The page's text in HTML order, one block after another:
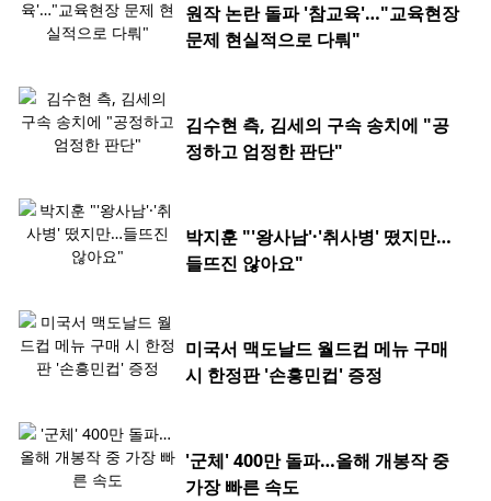
원작 논란 돌파 '참교육'…"교육현장
문제 현실적으로 다뤄"
김수현 측, 김세의 구속 송치에 "공
정하고 엄정한 판단"
박지훈 "'왕사남'·'취사병' 떴지만…
들뜨진 않아요"
미국서 맥도날드 월드컵 메뉴 구매
시 한정판 '손흥민컵' 증정
'군체' 400만 돌파…올해 개봉작 중
가장 빠른 속도